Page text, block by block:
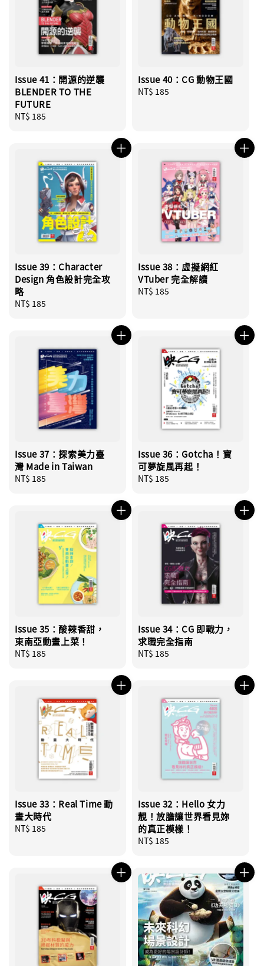
Issue 41：開源的逆襲
BLENDER TO THE
FUTURE
Regular
NT$ 185
Issue 40：CG 動物王國
Regular
NT$ 185
Issue 39：Character
Design 角色設計完全攻
略
Regular
NT$ 185
Issue 38：虛擬網紅
VTuber 完全解讀
Regular
NT$ 185
Issue 37：探索美力臺
灣 Made in Taiwan
Regular
NT$ 185
Issue 36：Gotcha！寶
可夢旋風再起！
Regular
NT$ 185
Issue 35：酸辣香甜，
東南亞動畫上菜！
Regular
NT$ 185
Issue 34：CG 即戰力，
求職完全指南
Regular
NT$ 185
Issue 33：Real Time 動
畫大時代
Regular
NT$ 185
Issue 32：Hello 女力
靚！放膽讓世界看見妳
的真正模樣！
Regular
NT$ 185